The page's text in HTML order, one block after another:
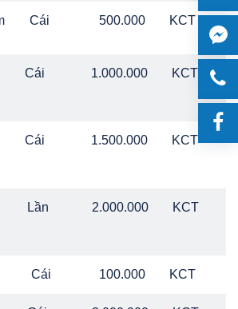
Cái 500.000 KCT
Cái 1.000.000 KCT
Cái 1.500.000 KCT
Lần 2.000.000 KCT
Cái 100.000 KCT